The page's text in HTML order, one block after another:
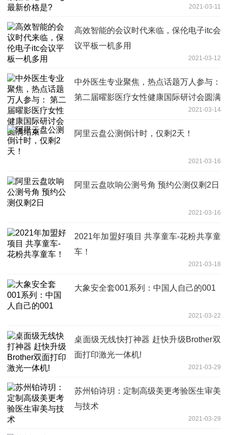
2021-03-11
高效智能的会议时代来临，保伦电子itc会
议平板一机多用
2021-03-12
中外医生专业聚焦，热点话题万人参与：
第二届曜影医疗女性健康国际研讨会圆满
2021-03-14
阿里云盘公测倒计时，仅剩2天！
2021-03-16
阿里云盘吹响公测号角 预约公测仅剩2日
2021-03-16
2021年加盟好项目 共享童车-花粉共享童
车！
2021-03-18
大象安全套001系列：中国人自己的001
2021-03-22
桌面级无线快打神器 赶快升级Brother双
面打印激光一体机!
2021-03-29
苏州铂诗玥：定制高级美更考验医生审美
与技术
2021-03-29